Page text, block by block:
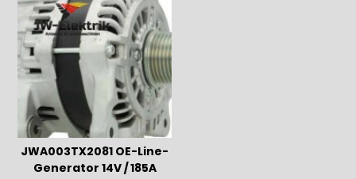
JWA003TX2081 OE-Line-
Generator 14V / 185A